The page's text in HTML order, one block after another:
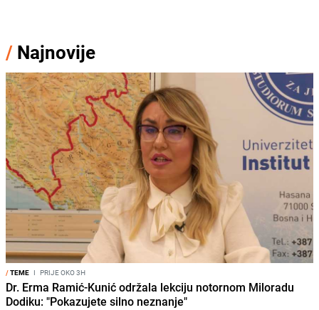
/ Najnovije
/TEME I PRIJE OKO 3H
Dr. Erma Ramić-Kunić održala lekciju notornom Miloradu
Dodiku: "Pokazujete silno neznanje"